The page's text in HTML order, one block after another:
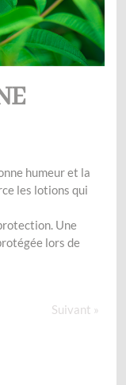
humeur et la
les lotions qui
Une
lors de
Suivant »